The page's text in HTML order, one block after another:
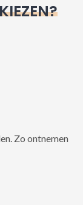
Zo ontnemen